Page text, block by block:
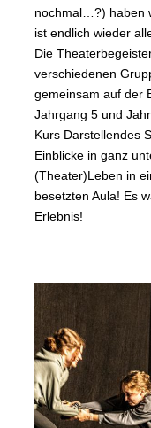
nochmal…?) haben
ist endlich wieder
Die
verschiedenen
gemeinsam auf der
Jahrgang 5 und
Kurs Darstellendes
Einblicke in ganz
(Theater)Leben in
besetzten Aula! Es
Erlebnis!